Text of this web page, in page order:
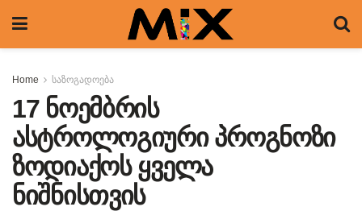
Home საზოგადოება
17 ნოემბრის
ასტროლოგიური პროგნოზი
ზოდიაქოს ყველა
ნიშნისთვის